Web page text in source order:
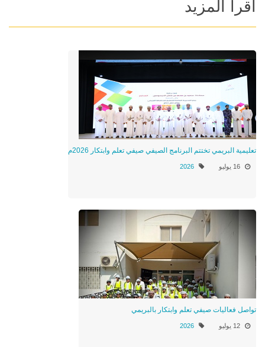
اقرأ المزيد
تعليمية البريمي تختتم البرنامج الصيفي صيفي تعلم وابتكار 2026م
16 يوليو 2026
تواصل فعاليات صيفي تعلم وابتكار بالبريمي
12 يوليو 2026